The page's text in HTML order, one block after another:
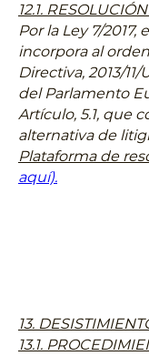
12.1.
Por la Ley 7/
incorpora al
Directiva, 2013/
del Parlamento
Artículo, 5.1, que
alternativa de
Plataforma de
aquí).
13.
13.1.